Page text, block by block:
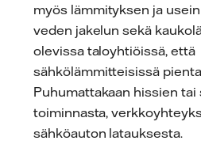
myös lämmityksen ja
veden jakelun sekä
olevissa taloyhtiöissä, että
sähkölämmitteisissä
Puhumattakaan hissien tai
toiminnasta,
sähköauton latauksesta.